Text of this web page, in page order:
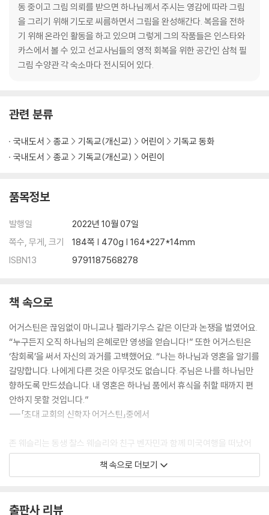
동 중이고 그림 의뢰를 받으면 하나님께서 주시는 영감에 따라 그림
을 그리기 위해 기도로 씨름하면서 그림을 완성해간다. 복음을 전하
기 위해 온라인 활동을 하고 있으며 그렇게 그의 작품들은 인스타와
카스에서 볼 수 있고 선교사님들의 영적 회복을 위한 공간인 삼척 필
그림 수양관 각 숙소마다 전시되어 있다.
관련 분류
국내도서 종교 기독교(개신교) 어린이
기독교 동화
국내도서
종교 기독교(개신교) 어린이
품목정보
발행일
2022년 10월 07일
쪽수, 무게, 크기
184쪽 | 470g | 164*227*14mm
ISBN13
9791187568278
책 속으로
어거스틴은 끊임없이 마니교나 펠라기우스 같은 이단과 논쟁을 벌였어요.
“누구든지 오직 하나님의 은혜로만 영생을 얻습니다!” 또한 어거스틴은
‘참회록’을 써서 자신의 과거를 고백했어요. “나는 하나님과 영혼을 알기를
갈망합니다. 나에게 다른 것은 아무것도 없습니다. 주님은 나를 하나님만
향하도록 만드셨습니다. 내 영혼은 하나님 품에서 휴식을 취할 때까지 편
안하지 못할 것입니다.”
---「초대 교회의 신학자 어거스틴」중에서
존 웨슬리는 동생 찰스 웨슬리와 친구 벤자민과 함께 미국여행을 떠났어
요. 배가 넓은 대서양을 가로질러 가던 중에 큰 태풍을 만났어요. 거센 파도
에 여기저기 비명이 터져 나왔고, 웨슬리도 죽음의 두려움으로 떨고 있었
책 속으로 더보기
출판사 리뷰